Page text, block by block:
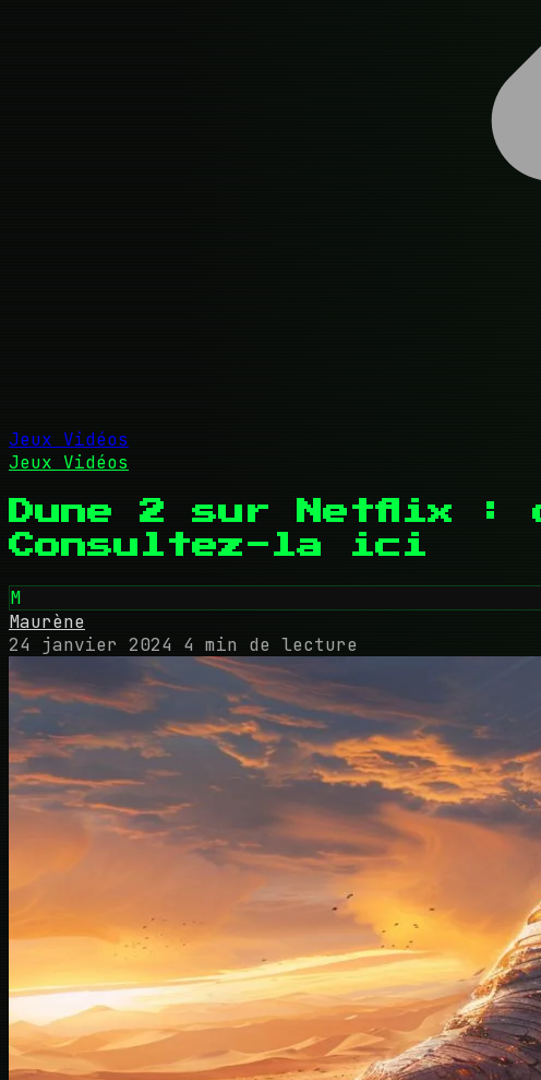
Jeux Vidéos
Jeux Vidéos
Dune 2 sur Netflix
Consultez-la ici
M
Maurène
24 janvier 2024 4 min de lecture